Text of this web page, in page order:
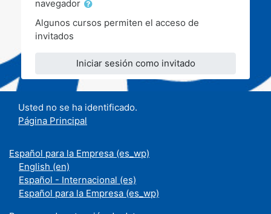
navegador
Algunos cursos permiten el acceso de
invitados
Iniciar sesión como invitado
Usted no se ha identificado.
Página Principal
Español para la Empresa ‎(es_wp)‎
English ‎(en)‎
Español - Internacional ‎(es)‎
Español para la Empresa ‎(es_wp)‎